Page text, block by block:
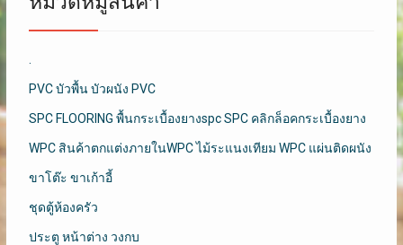
PVC บัวพื้น บัวผนัง PVC
SPC FLOORING พื้นกระเบื้องยางspc SPC คลิกล็อคกระเบื้องยาง
WPC สินค้าตกแต่งภายในWPC ไม้ระแนงเทียม WPC แผ่นติดผนัง
ขาโต๊ะ ขาเก้าอี้
ชุดตู้ห้องครัว
ประตู หน้าต่าง วงกบ